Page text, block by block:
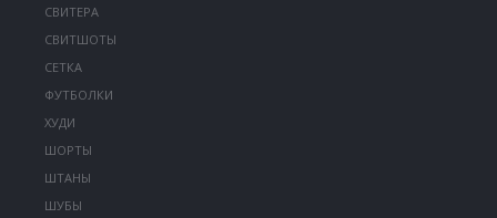
СВИТЕРА
СВИТШОТЫ
СЕТКА
ФУТБОЛКИ
ХУДИ
ШОРТЫ
ШТАНЫ
ШУБЫ